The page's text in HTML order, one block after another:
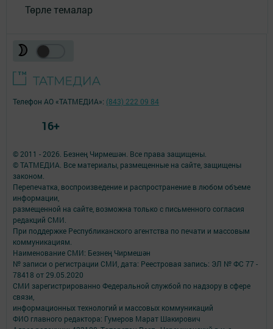
Төрле темалар
© 2011 - 2026. Безнең Чирмешән. Все права защищены.
© ТАТМЕДИА. Все материалы, размещенные на сайте, защищены
законом.
Перепечатка, воспроизведение и распространение в любом объеме
информации,
размещенной на сайте, возможна только с письменного согласия
редакций СМИ.
При поддержке Республиканского агентства по печати и массовым
коммуникациям.
Наименование СМИ: Безнең Чирмешән
№ записи о регистрации СМИ, дата: Реестровая запись: ЭЛ № ФС 77 -
78418 от 29.05.2020
СМИ зарегистрированно Федеральной службой по надзору в сфере
связи,
информационных технологий и массовых коммуникаций
ФИО главного редактора: Гумеров Марат Шакирович
Телефон АО «ТАТМЕДИА»: (843) 222 09 84
16+